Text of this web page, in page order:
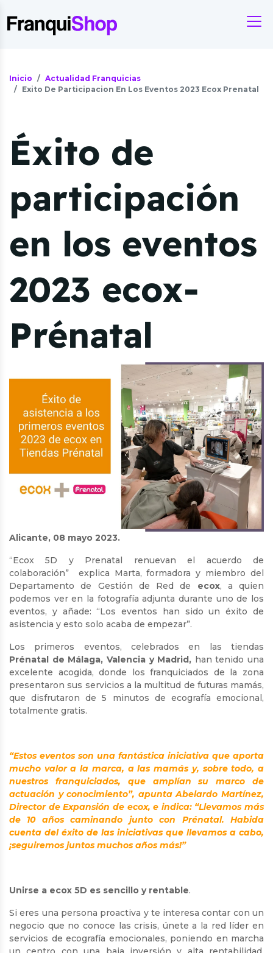
Inicio
Actualidad Franquicias
Exito De Participacion En Los Eventos 2023 Ecox Prenatal
Éxito de
participación
en los eventos
2023 ecox-
Prénatal
Alicante, 08 mayo 2023.
“Ecox 5D y Prenatal renuevan el acuerdo de
colaboración” explica Marta, formadora y miembro del
Departamento de Gestión de Red de ecox, a quien
podemos ver en la fotografía adjunta durante uno de los
eventos, y añade: “Los eventos han sido un éxito de
asistencia y esto solo acaba de empezar”.
Los primeros eventos, celebrados en las tiendas
Prénatal de Málaga, Valencia y Madrid, han tenido una
excelente acogida, donde los franquiciados de la zona
presentaron sus servicios a la multitud de futuras mamás,
que disfrutaron de 5 minutos de ecografía emocional,
totalmente gratis.
“Estos eventos son una fantástica iniciativa que aporta
mucho valor a la marca, a las mamás y, sobre todo, a
nuestros franquiciados, que amplían su marco de
actuación y conocimiento”, apunta Abelardo Martínez,
Director de Expansión de ecox, e indica: “Llevamos más
de 10 años caminando junto con Prénatal. Habida
cuenta del éxito de las iniciativas que llevamos a cabo,
¡seguiremos juntos muchos años más!”
Unirse a ecox 5D es sencillo y rentable.
Si eres una persona proactiva y te interesa contar con un
negocio que no conoce las crisis, únete a la red líder en
servicios de ecografía emocionales, poniendo en marcha